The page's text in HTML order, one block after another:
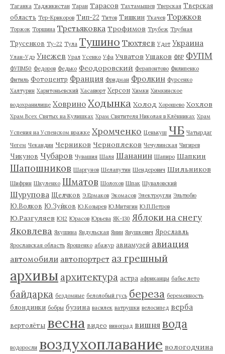
Таганка Таджикистан Таран Тарасов Тахтамышев Тверская Тверская
область Тер-Крикоров Тип-22 Титов Тишкин Ткачев Торжков
Торжок Торшина Третьяковка Трофимов Трубеж Трубная
Трусенков Ту-22 Тула Тушино Тюхтяев Удот Украина
Улан-Удэ Унежев Урал Усенко Уфа Учватов Ушаков ФВР ФУПМ
ФУПМ50 Федоров Федько Феодоровский Ферапонтово Филипенко
Фитиль Фотоцентр Франция Фридман Фролкин Фурсенко
Халтурин Харитоньевский Хасавюрт Херсон Химки Химкинское
водохранилище Ховрино Ходынка Холод Хорошево Хохлов
Храм Всех Святых на Кулишках Храм Святителя Николая в Клённиках Храм
Успения на Успенском вражке Хромченко Ценькуш ЧБ Чатырдаг
Чегем Чекандин Черников Черноплеков Чечулинская Чигирев
Чикунов Чубаров Чувашия Шаля Шананин Шапиро Шапкин
Шапошников Шаргунов Шелапутин Шендерович Шильников
Шифрин Шкуленко Шматов Шолохов Шпак Шуваловский
Шурупова Щелчков Э.Ермаков Экомасов Электроугли Эльтюбю
Ю.Волков Ю.Зуйков Ю.Козырев Ю.Митягин Ю.П.Петров
Ю.Разгуляев Ю12 Юрасов Юрьева ЯК-130 Яблоки на снегу
Яковлева Якушина Яндульская Янин Янушкевич Ярославль
Ярославская область Ярошенко абажур авиамузей авиация
автомобили автопортрет аз грешный
архивы архитектура астра африканцы бабье лето
байдарка бездомные белолобый гусь береза беременность
блондинки бобры бузина василек ватрушки велосипед верба
вертолёты весна видео виноград вишня вода
водоросли воздухоплавание вологодчина